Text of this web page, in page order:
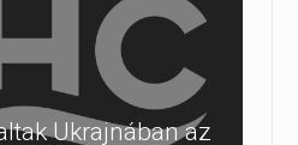
Ukrajnában az